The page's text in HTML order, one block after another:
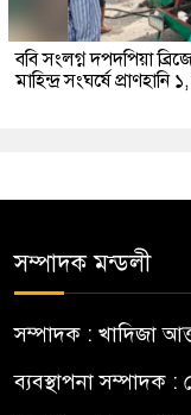
ববি সংলগ্ন দপদপিয়া
মাহিন্দ্র সংঘর্ষে
সম্পাদক মন্ডলী
সম্পাদক : খাদিজা
ব্যবস্থাপনা